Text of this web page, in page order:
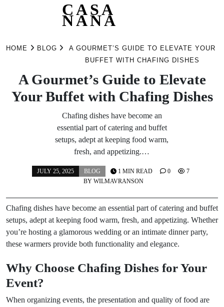
CASA
NANA
HOME BLOG
A GOURMET’S GUIDE TO ELEVATE YOUR
BUFFET WITH CHAFING DISHES
A Gourmet’s Guide to Elevate
Your Buffet with Chafing Dishes
Chafing dishes have become an
essential part of catering and buffet
setups, adept at keeping food warm,
fresh, and appetizing.…
JULY 25, 2025
BLOG
BY WILMAVRANSON
1 MIN READ 0 7
Chafing dishes have become an essential part of catering and buffet
setups, adept at keeping food warm, fresh, and appetizing. Whether
you’re hosting a glamorous wedding or an intimate dinner party,
these warmers provide both functionality and elegance.
Why Choose Chafing Dishes for Your
Event?
When organizing events, the presentation and quality of food are